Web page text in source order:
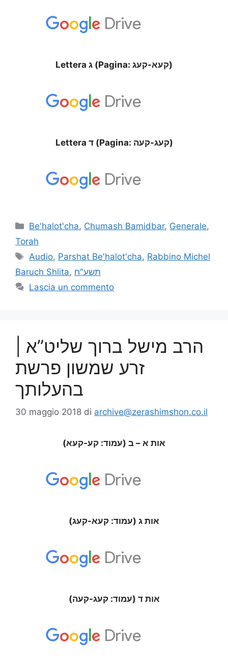
Lettera ג (Pagina: קעא-קעג)
Lettera ד (Pagina: קעג-קעה)
Be'halot'cha, Chumash Bamidbar, Generale,
Torah
Audio, Parshat Be'halot'cha, Rabbino Michel
Baruch Shlita, תשע"ח
Lascia un commento
הרב מישל ברוך שליט”א |
זרע שמשון פרשת
בהעלותך
30 maggio 2018 di archive@zerashimshon.co.il
אות א – ב (עמוד: קע-קעא)
אות ג (עמוד: קעא-קעג)
אות ד (עמוד: קעג-קעה)